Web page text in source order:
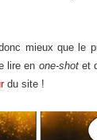
mieux que le
lire en one-shotet
du site !